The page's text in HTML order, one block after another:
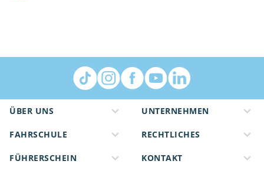
ÜBER UNS
FAHRSCHULE
FÜHRERSCHEIN
UNTERNEHMEN
RECHTLICHES
KONTAKT